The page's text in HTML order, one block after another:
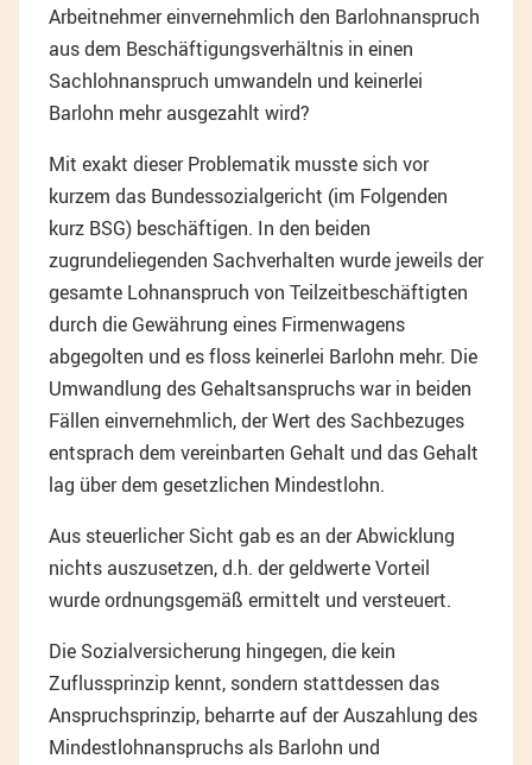
Arbeitnehmer einvernehmlich den Barlohnanspruch
aus dem Beschäftigungsverhältnis in einen
Sachlohnanspruch umwandeln und keinerlei
Barlohn mehr ausgezahlt wird?
Mit exakt dieser Problematik musste sich vor
kurzem das Bundessozialgericht (im Folgenden
kurz BSG) beschäftigen. In den beiden
zugrundeliegenden Sachverhalten wurde jeweils der
gesamte Lohnanspruch von Teilzeitbeschäftigten
durch die Gewährung eines Firmenwagens
abgegolten und es floss keinerlei Barlohn mehr. Die
Umwandlung des Gehaltsanspruchs war in beiden
Fällen einvernehmlich, der Wert des Sachbezuges
entsprach dem vereinbarten Gehalt und das Gehalt
lag über dem gesetzlichen Mindestlohn.
Aus steuerlicher Sicht gab es an der Abwicklung
nichts auszusetzen, d.h. der geldwerte Vorteil
wurde ordnungsgemäß ermittelt und versteuert.
Die Sozialversicherung hingegen, die kein
Zuflussprinzip kennt, sondern stattdessen das
Anspruchsprinzip, beharrte auf der Auszahlung des
Mindestlohnanspruchs als Barlohn und